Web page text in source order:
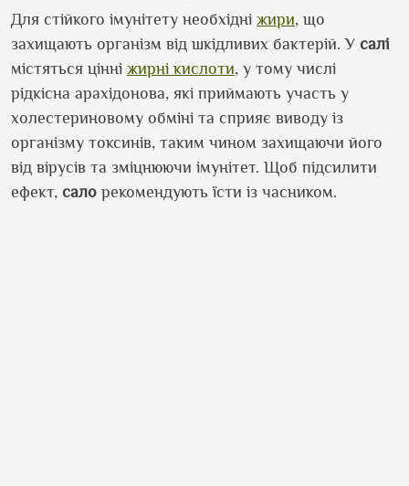
Для стійкого імунітету необхідні жири, що
захищають організм від шкідливих бактерій. У салі
містяться цінні жирні кислоти, у тому числі
рідкісна арахідонова, які приймають участь у
холестериновому обміні та сприяє виводу із
організму токсинів, таким чином захищаючи його
від вірусів та зміцнюючи імунітет. Щоб підсилити
ефект, сало рекомендують їсти із часником.